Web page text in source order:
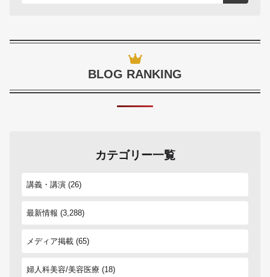
BLOG RANKING
カテゴリー一覧
講義・講演 (26)
最新情報 (3,288)
メディア掲載 (65)
婦人科美容/美容医療 (18)